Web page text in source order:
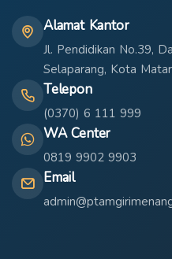
Alamat Kantor
Jl. Pendidikan No.39,
Selaparang, Kota
Telepon
(0370) 6 111 999
WA Center
0819 9902 9903
Email